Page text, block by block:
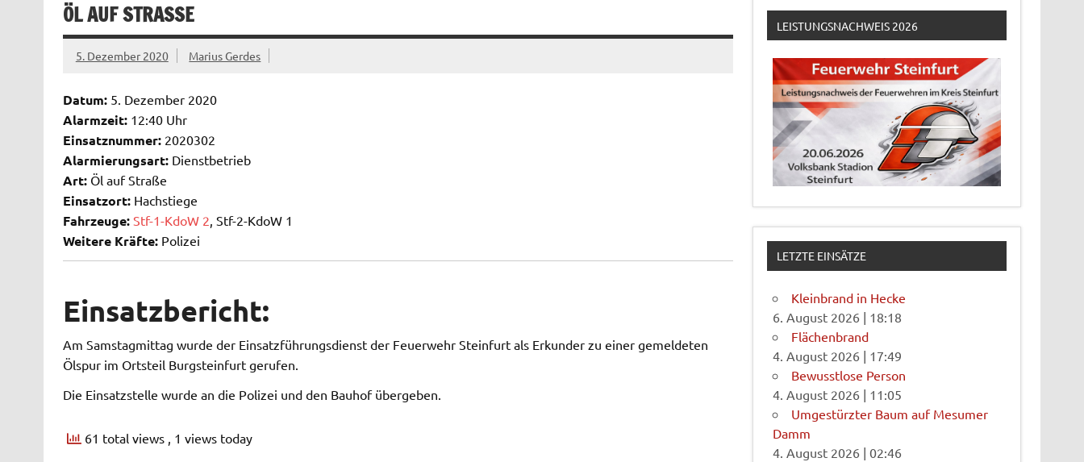
ÖL AUF STRASSE
5. Dezember 2020 Marius Gerdes
Datum:5. Dezember 2020
Alarmzeit:12:40 Uhr
Einsatznummer:2020302
Alarmierungsart:Dienstbetrieb
Art:Öl auf Straße
Einsatzort:Hachstiege
Fahrzeuge: Stf-1-KdoW 2, Stf-2-KdoW 1
Weitere Kräfte:Polizei
Einsatzbericht:
Am Samstagmittag wurde der Einsatzführungsdienst der Feuerwehr Steinfurt als Erkunder zu einer gemeldeten
Ölspur im Ortsteil Burgsteinfurt gerufen.
Die Einsatzstelle wurde an die Polizei und den Bauhof übergeben.
61 total views , 1 views today
LEISTUNGSNACHWEIS 2026
LETZTE EINSÄTZE
Kleinbrand in Hecke
6. August 2026 | 18:18
Flächenbrand
4. August 2026 | 17:49
Bewusstlose Person
4. August 2026 | 11:05
Umgestürzter Baum auf Mesumer
Damm
4. August 2026 |02:46